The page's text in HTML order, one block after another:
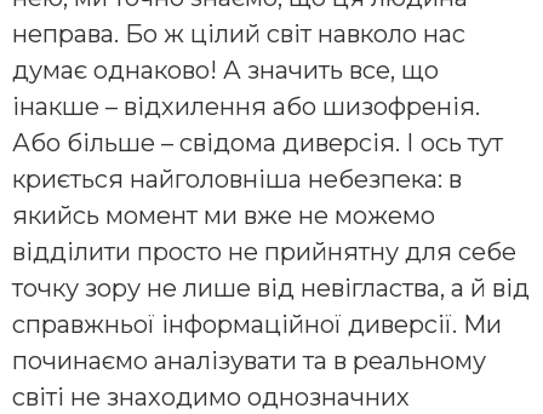
неправа. Бо ж цілий світ навколо нас
думає однаково! А значить все, що
інакше – відхилення або шизофренія.
Або більше – свідома диверсія. І ось тут
криється найголовніша небезпека: в
якийсь момент ми вже не можемо
відділити просто не прийнятну для себе
точку зору не лише від невігластва, а й від
справжньої інформаційної диверсії. Ми
починаємо аналізувати та в реальному
світі не знаходимо однозначних